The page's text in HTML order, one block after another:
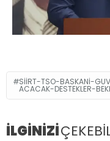
SIIRT-TSO-BASKANI-
ACACAK-DESTEKLER-
İLGİNİZİ